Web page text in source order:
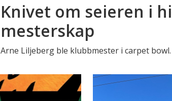
Knivet om seieren i
mesterskap
Arne Liljeberg ble klubbmester i carpet bowl.